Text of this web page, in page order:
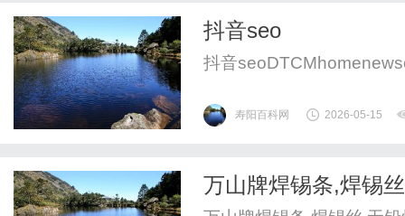
心需求采购前首先要理清
抖音seo
抖音
寿阳百科网 2026-05-15
万山牌焊锡条,焊锡